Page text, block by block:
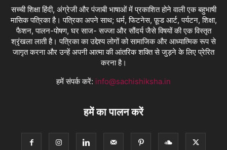
सच्ची शिक्षा हिंदी, अंग्रेजी और पंजाबी भाषाओं में प्रकाशित होने वाली एक बहुभाषी
मासिक पत्रिका है। पत्रिका अपने साथ; धर्म, फिटनेस, फ़ूड आर्ट, पर्यटन, शिक्षा,
फैशन, पालन-पोषण, घर साज- सज्जा और सौंदर्य जैसे विषयों की एक विस्तृत
श्रृंखला लाती है। पत्रिका का उद्देश्य लोगों को सामाजिक और आध्यात्मिक रूप से
जागृत करना और उन्हें अपनी आत्मा की आंतरिक शक्ति से जुड़ने के लिए प्रेरित
करना है।
हमें संपर्क करें: info@sachishiksha.in
हमें का पालन करें